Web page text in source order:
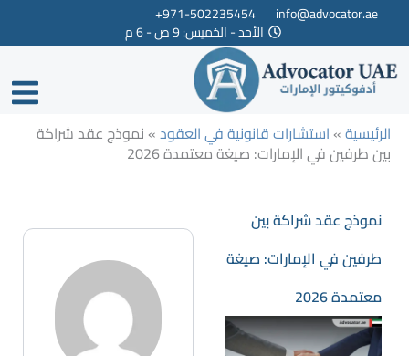
تخطي
المحتوى
info@advocator.ae
971-502235454+
الأحد - الخميس: 9 ص - 6 م
الرئيسية» استشارات قانونية في العقود» نموذج عقد شراكة
بين طرفين في الإمارات: صيغة معتمدة 2026
نموذج عقد شراكة بين
طرفين في الإمارات: صيغة
معتمدة 2026